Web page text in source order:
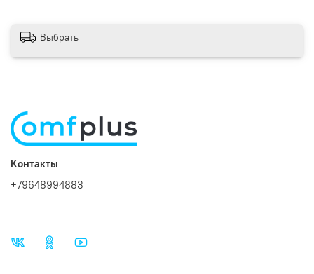
Выбрать
Контакты
+79648994883